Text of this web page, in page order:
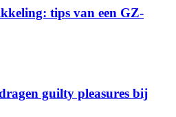
tips van een GZ-
guilty pleasures bij